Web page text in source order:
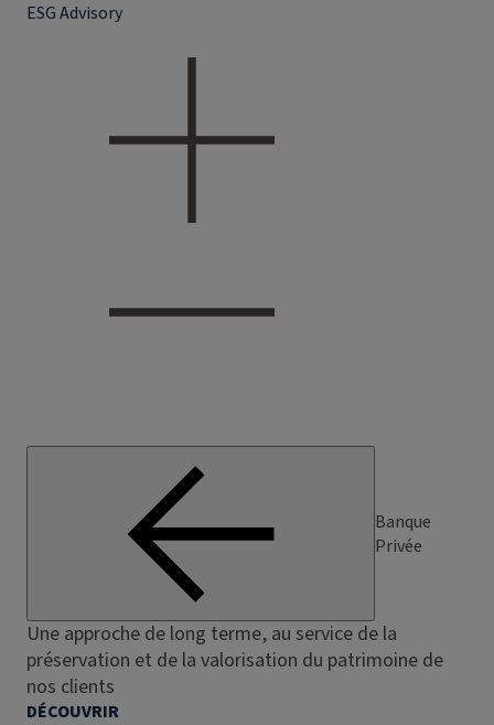
ESG Advisory
Banque
Privée
Une approche de long terme, au service de la
préservation et de la valorisation du patrimoine de
nos clients
DÉCOUVRIR